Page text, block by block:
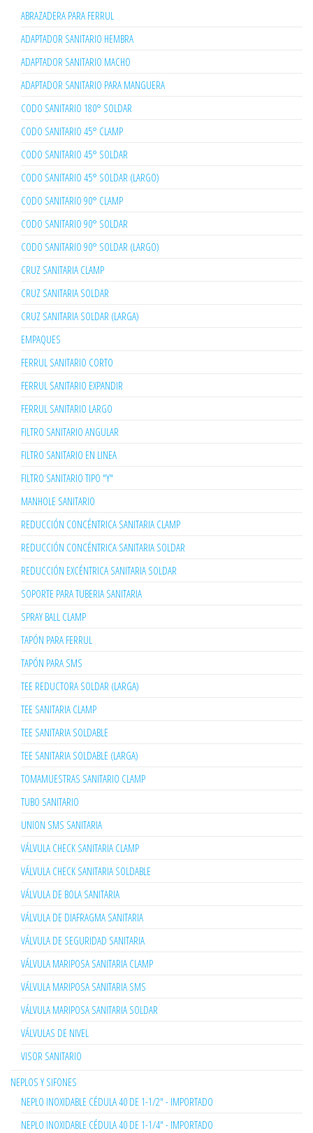
ABRAZADERA PARA FERRUL
ADAPTADOR SANITARIO HEMBRA
ADAPTADOR SANITARIO MACHO
ADAPTADOR SANITARIO PARA MANGUERA
CODO SANITARIO 180° SOLDAR
CODO SANITARIO 45° CLAMP
CODO SANITARIO 45° SOLDAR
CODO SANITARIO 45° SOLDAR (LARGO)
CODO SANITARIO 90° CLAMP
CODO SANITARIO 90° SOLDAR
CODO SANITARIO 90° SOLDAR (LARGO)
CRUZ SANITARIA CLAMP
CRUZ SANITARIA SOLDAR
CRUZ SANITARIA SOLDAR (LARGA)
EMPAQUES
FERRUL SANITARIO CORTO
FERRUL SANITARIO EXPANDIR
FERRUL SANITARIO LARGO
FILTRO SANITARIO ANGULAR
FILTRO SANITARIO EN LINEA
FILTRO SANITARIO TIPO "Y"
MANHOLE SANITARIO
REDUCCIÓN CONCÉNTRICA SANITARIA CLAMP
REDUCCIÓN CONCÉNTRICA SANITARIA SOLDAR
REDUCCIÓN EXCÉNTRICA SANITARIA SOLDAR
SOPORTE PARA TUBERIA SANITARIA
SPRAY BALL CLAMP
TAPÓN PARA FERRUL
TAPÓN PARA SMS
TEE REDUCTORA SOLDAR (LARGA)
TEE SANITARIA CLAMP
TEE SANITARIA SOLDABLE
TEE SANITARIA SOLDABLE (LARGA)
TOMAMUESTRAS SANITARIO CLAMP
TUBO SANITARIO
UNION SMS SANITARIA
VÁLVULA CHECK SANITARIA CLAMP
VÁLVULA CHECK SANITARIA SOLDABLE
VÁLVULA DE BOLA SANITARIA
VÁLVULA DE DIAFRAGMA SANITARIA
VÁLVULA DE SEGURIDAD SANITARIA
VÁLVULA MARIPOSA SANITARIA CLAMP
VÁLVULA MARIPOSA SANITARIA SMS
VÁLVULA MARIPOSA SANITARIA SOLDAR
VÁLVULAS DE NIVEL
VISOR SANITARIO
NEPLOS Y SIFONES
NEPLO INOXIDABLE CÉDULA 40 DE 1-1/2" - IMPORTADO
NEPLO INOXIDABLE CÉDULA 40 DE 1-1/4" - IMPORTADO